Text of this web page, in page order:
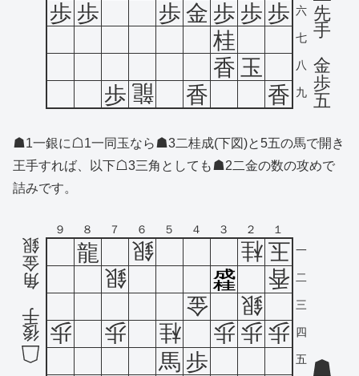
六
七
八
九
歩 歩 歩 金 歩 歩 歩
桂
香 玉
歩 龍 香 香 五
歩
金
手
先
☗1一銀に☖1一同玉なら☗3二桂成(下図)と5五の馬で開き
王手すれば、以下☖3三角としても☗2二金の数の攻めで
詰みです。
９
一
８
二
７
三
６
四
５
五
４ ３ ２ １
龍 銀 桂 玉
銀
成
桂
香
金
銀
歩
歩 桂 歩 歩 歩
馬 歩
銀
金
角
手
後